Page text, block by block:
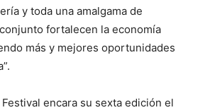
y toda una amalgama de
fortalecen la economía
más y mejores oportunidades
encara su sexta edición el